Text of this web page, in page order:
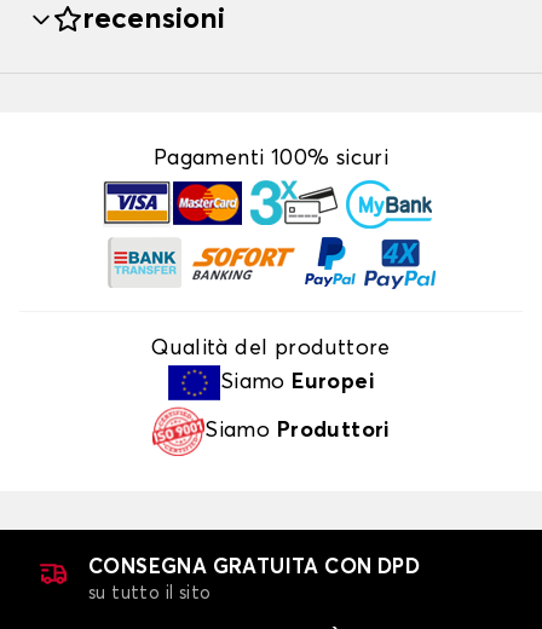
recensioni
Pagamenti 100% sicuri
Qualità del produttore
Siamo Europei
Siamo Produttori
CONSEGNA GRATUITA CON DPD
su tutto il sito